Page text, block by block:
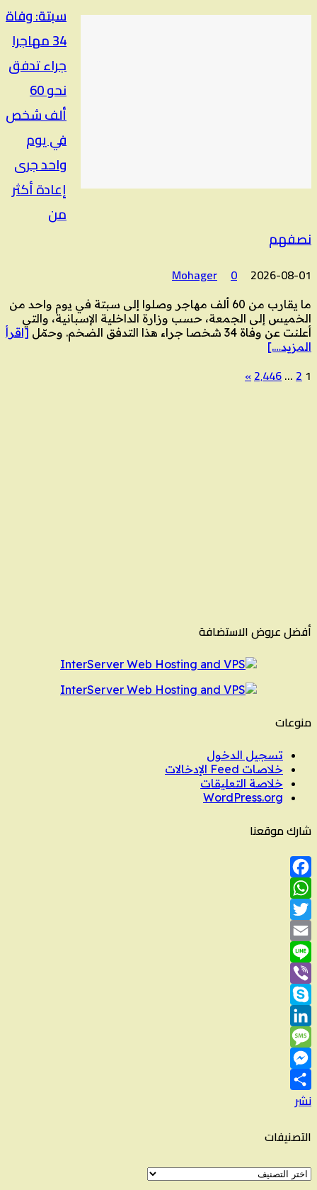
سبتة: وفاة
34 مهاجرا
جراء تدفق
نحو 60
ألف شخص
في يوم
واحد جرى
إعادة أكثر
من
نصفهم
2026-08-01
Mohager 0
ما يقارب من 60 ألف مهاجر وصلوا إلى سبتة في يوم واحد من
الخميس إلى الجمعة، حسب وزارة الداخلية الإسبانية، والتي
أعلنت عن وفاة 34 شخصا جراء هذا التدفق الضخم. وحمّل
[اقرأ
المزيد….]
1
2
…2٬446»
أفضل عروض الاستضافة
منوعات
تسجيل الدخول
خلاصات Feed الإدخالات
خلاصة التعليقات
WordPress.org
شارك موقعنا
Facebook
WhatsApp
Twitter
Email
Line
Viber
Skype
LinkedIn
Message
Messenger
نشر
التصنيفات